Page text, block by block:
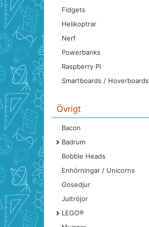
Fidgets
Helikoptrar
Nerf
Powerbanks
Raspberry Pi
Smartboards / Hoverboards
Övrigt
Bacon
Badrum
Bobble Heads
Enhörningar / Unicorns
Gosedjur
Jultröjor
LEGO®